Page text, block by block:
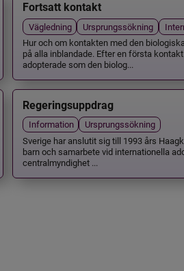
Fortsatt kontakt
Vägledning Ursprungssökning
Hur och om kontakten med den
på alla inblandade. Efter en första
adopterade som den biolog...
Regeringsuppdrag
Information
Ursprungssökning
Sverige har anslutit sig till 1993 års
barn och samarbete vid internationella
centralmyndighet ...